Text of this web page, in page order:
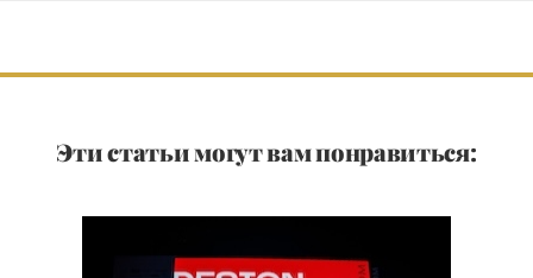
Эти статьи могут вам понравиться: